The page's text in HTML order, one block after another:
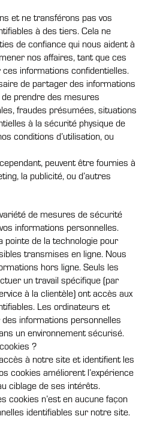
et ne transférons pas vos
à des tiers. Cela ne
de confiance qui nous aident à
nos affaires, tant que ces
informations confidentielles.
de partager des informations
de prendre des mesures
fraudes présumées, situations
à la sécurité physique de
conditions d’utilisation, ou
peuvent être fournies à
la publicité, ou d’autres
de mesures de sécurité
informations personnelles.
pointe de la technologie pour
transmises en ligne. Nous
hors ligne. Seuls les
un travail spécifique (par
à la clientèle) ont accès aux
Les ordinateurs et
informations personnelles
un environnement sécurisé.
?
à notre site et identifient les
cookies améliorent l’expérience
ciblage de ses intérêts.
cookies n’est en aucune façon
identifiables sur notre site.